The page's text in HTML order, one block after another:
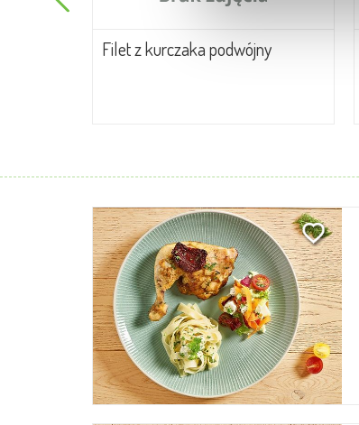
Filet z kurczaka podwójny